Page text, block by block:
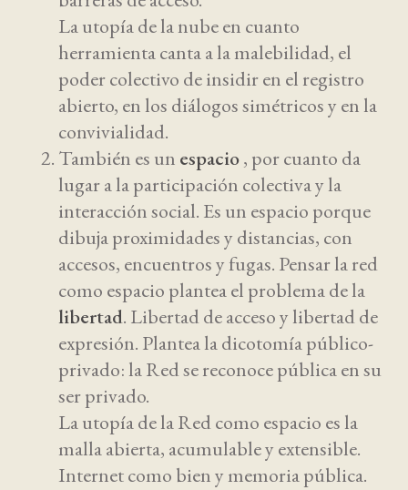
La utopía de la nube en cuanto
herramienta canta a la malebilidad, el
poder colectivo de insidir en el registro
abierto, en los diálogos simétricos y en la
convivialidad.
También es un espacio, por cuanto da
lugar a la participación colectiva y la
interacción social. Es un espacio porque
dibuja proximidades y distancias, con
accesos, encuentros y fugas. Pensar la red
como espacio plantea el problema de la
libertad. Libertad de acceso y libertad de
expresión. Plantea la dicotomía público-
privado: la Red se reconoce pública en su
ser privado.
La utopía de la Red como espacio es la
malla abierta, acumulable y extensible.
Internet como bien y memoria pública.